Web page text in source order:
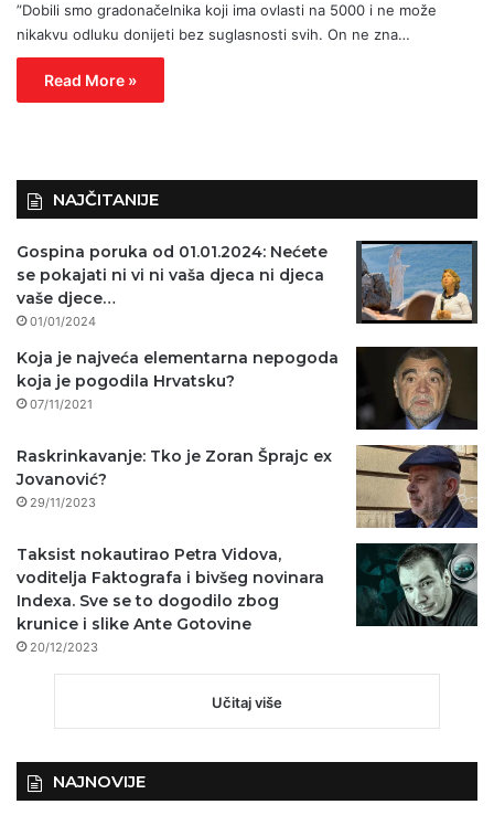
”Dobili smo gradonačelnika koji ima ovlasti na 5000 i ne može
nikakvu odluku donijeti bez suglasnosti svih. On ne zna…
Read More »
NAJČITANIJE
Gospina poruka od 01.01.2024: Nećete
se pokajati ni vi ni vaša djeca ni djeca
vaše djece…
01/01/2024
Koja je najveća elementarna nepogoda
koja je pogodila Hrvatsku?
07/11/2021
Raskrinkavanje: Tko je Zoran Šprajc ex
Jovanović?
29/11/2023
Taksist nokautirao Petra Vidova,
voditelja Faktografa i bivšeg novinara
Indexa. Sve se to dogodilo zbog
krunice i slike Ante Gotovine
20/12/2023
Učitaj više
NAJNOVIJE